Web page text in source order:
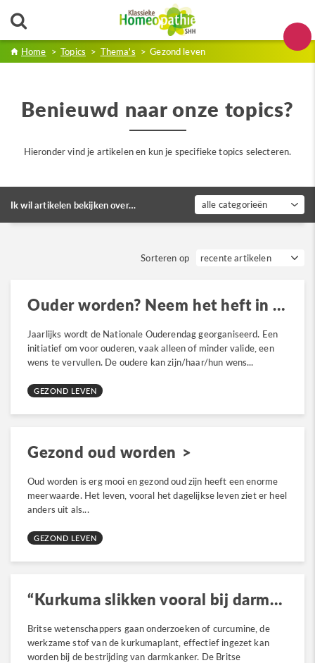
Home > Topics > Thema's > Gezond leven
Benieuwd naar onze topics?
Hieronder vind je artikelen en kun je specifieke topics selecteren.
Sorteren op
Ik wil artikelen bekijken over… alle categorieën
Ouder worden? Neem het heft in eigen hand
Jaarlijks wordt de Nationale Ouderendag georganiseerd. Een
initiatief om voor ouderen, vaak alleen of minder valide, een
wens te vervullen. De oudere kan zijn/haar/hun wens...
GEZOND LEVEN
Gezond oud worden
Oud worden is erg mooi en gezond oud zijn heeft een enorme
meerwaarde. Het leven, vooral het dagelijkse leven ziet er heel
anders uit als...
GEZOND LEVEN
“Kurkuma slikken vooral bij darmkanker zinvol”
Britse wetenschappers gaan onderzoeken of curcumine, de
werkzame stof van de kurkumaplant, effectief ingezet kan
worden bij de bestrijding van darmkanker. De Britse